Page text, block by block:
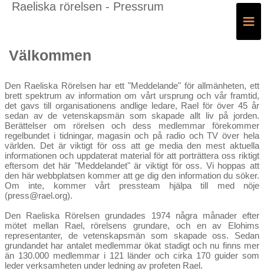
Raeliska rörelsen - Pressrum
≡
Välkommen
Den Raeliska Rörelsen har ett "Meddelande" för allmänheten, ett
brett spektrum av information om vårt ursprung och vår framtid,
det gavs till organisationens andlige ledare, Rael för över 45 år
sedan av de vetenskapsmän som skapade allt liv på jorden.
Berättelser om rörelsen och dess medlemmar förekommer
regelbundet i tidningar, magasin och på radio och TV över hela
världen. Det är viktigt för oss att ge media den mest aktuella
informationen och uppdaterat material för att porträttera oss riktigt
eftersom det här "Meddelandet" är viktigt för oss. Vi hoppas att
den här webbplatsen kommer att ge dig den information du söker.
Om inte, kommer vårt pressteam hjälpa till med nöje
(press@rael.org).
Den Raeliska Rörelsen grundades 1974 några månader efter
mötet mellan Rael, rörelsens grundare, och en av Elohims
representanter, de vetenskapsmän som skapade oss. Sedan
grundandet har antalet medlemmar ökat stadigt och nu finns mer
än 130.000 medlemmar i 121 länder och cirka 170 guider som
leder verksamheten under ledning av profeten Rael.